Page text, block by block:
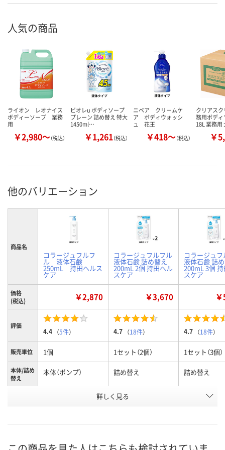
人気の商品
ライオン レオナイス
ボディーソープ 業務
用
￥2,980～（税込）
ビオレu ボディソープ
プレーン 詰め替え 特大
1450ml…
￥1,261（税込）
ニベア クリームケ
ア ボディウォッシ
ュ 花王
￥418～（税込）
クリアス
務用ボデ
18L 業務
￥
他のバリエーション
商品名
コラージュフルフ
ル 液体石鹸
250mL 持田ヘルス
ケア
コラージュフルフル
液体石鹸 詰め替え
200mL 2個 持田ヘル
スケア
コラージュ
液体石鹸 詰
200mL 3個
スケア
価格
(税込)
￥2,870 ￥3,670
評価
4.4 （5件） 4.7 （18件） 4.7 （18件）
販売単位 1個 1セット（2個） 1セット（3個）
本体/詰め
替え
本体（ポンプ） 詰め替え 詰め替え
AW37697 AW37698
詳しく見る